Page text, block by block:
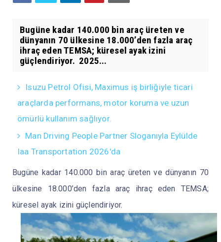
Bugüne kadar 140.000 bin araç üreten ve
dünyanın 70 ülkesine 18.000’den fazla araç
ihraç eden TEMSA; küresel ayak izini
güçlendiriyor. 2025...
Isuzu Petrol Ofisi, Maximus iş birliğiyle ticari
araçlarda performans, motor koruma ve uzun
ömürlü kullanım sağlıyor.
Man Driving People Partner Sloganıyla Eylülde
Iaa Transportation 2026'da
Bugüne kadar 140.000 bin araç üreten ve dünyanın 70
ülkesine 18.000’den fazla araç ihraç eden TEMSA;
küresel ayak izini güçlendiriyor.